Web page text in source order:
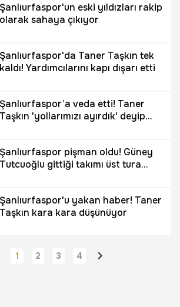
Şanlıurfaspor'un eski yıldızları rakip
olarak sahaya çıkıyor
Şanlıurfaspor'da Taner Taşkın tek
kaldı! Yardımcılarını kapı dışarı etti
Şanlıurfaspor’a veda etti! Taner
Taşkın 'yollarımızı ayırdık' deyip
Şanlıurfaspor pişman oldu! Güney
Tutcuoğlu gittiği takımı üst tura
Şanlıurfaspor'u yakan haber! Taner
Taşkın kara kara düşünüyor
1 2 3 4